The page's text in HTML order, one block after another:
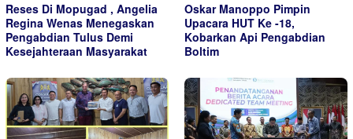
Reses Di Mopugad , Angelia
Regina Wenas Menegaskan
Pengabdian Tulus Demi
Kesejahteraan Masyarakat
Oskar Manoppo Pimpin
Upacara HUT Ke -18,
Kobarkan Api Pengabdian
Boltim